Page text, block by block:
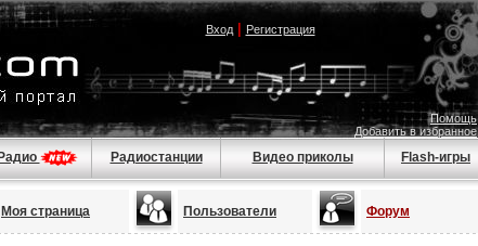
Вход| Регистрация
Помощь
Добавить в избранное
Радиостанции Видео приколы Flash-игры
Моя страница Пользователи Форум